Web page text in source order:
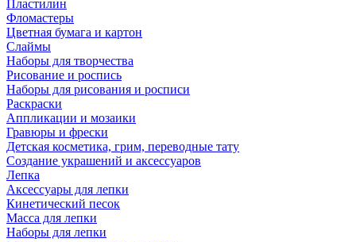
Пластилин
Фломастеры
Цветная бумага и картон
Слаймы
Наборы для творчества
Рисование и роспись
Наборы для рисования и росписи
Раскраски
Аппликации и мозаики
Гравюры и фрески
Детская косметика, грим, переводные тату
Создание украшений и аксессуаров
Лепка
Аксессуары для лепки
Кинетический песок
Масса для лепки
Наборы для лепки